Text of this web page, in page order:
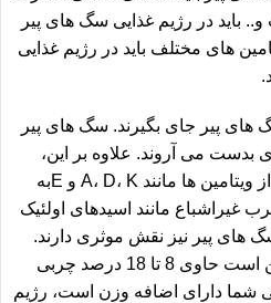
باید در رژیم غذایی سگ های پیر
های مختلف باید در رژیم غذایی
های پیر جای بگیرند. سگ های پیر
می آروند. علاوه بر این،
سگ ها به منظور تجزیه برخی از ویتامین ها مانند A، D، K و Eبه
غیراشباع مانند اسیدهای اولئیک
های پیر نیز نقش موثری دارند.
رژیم غذایی سگ های پیر ممکن است حاوی 8 تا 18 درصد چربی
دارای اضافه وزن است، رژیم